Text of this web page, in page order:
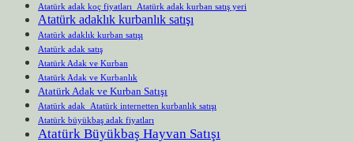
Atatürk adak koç fiyatları Atatürk adak kurban satış yeri
Atatürk adaklık kurbanlık satışı
Atatürk adaklık kurban satışı
Atatürk adak satış
Atatürk Adak ve Kurban
Atatürk Adak ve Kurbanlık
Atatürk Adak ve Kurban Satışı
Atatürk adak Atatürk internetten kurbanlık satışı
Atatürk büyükbaş adak fiyatları
Atatürk Büyükbaş Hayvan Satışı